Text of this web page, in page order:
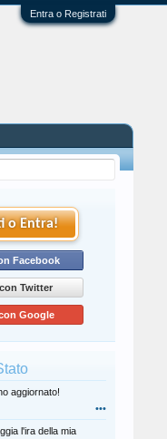
Entra o Registrati
o Entra!
Facebook
Twitter
Google
aggiornato!
•••
l'ira della mia